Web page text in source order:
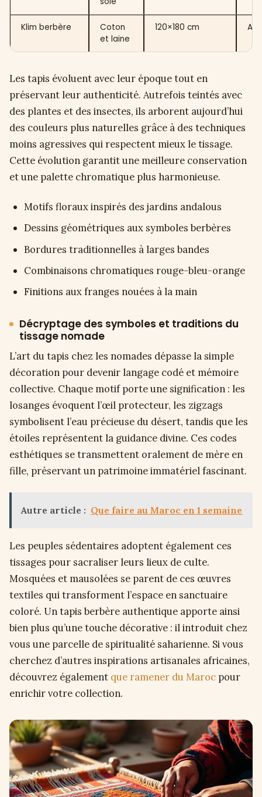
Klim berbère
Coton
et laine
120×180 cm
Les tapis évoluent avec leur époque tout en
préservant leur authenticité. Autrefois teintés avec
des plantes et des insectes, ils arborent aujourd’hui
des couleurs plus naturelles grâce à des techniques
moins agressives qui respectent mieux le tissage.
Cette évolution garantit une meilleure conservation
et une palette chromatique plus harmonieuse.
Motifs floraux inspirés des jardins andalous
Dessins géométriques aux symboles berbères
Bordures traditionnelles à larges bandes
Combinaisons chromatiques rouge-bleu-orange
Finitions aux franges nouées à la main
Décryptage des symboles et traditions du
tissage nomade
L’art du tapis chez les nomades dépasse la simple
décoration pour devenir langage codé et mémoire
collective. Chaque motif porte une signification : les
losanges évoquent l’œil protecteur, les zigzags
symbolisent l’eau précieuse du désert, tandis que les
étoiles représentent la guidance divine. Ces codes
esthétiques se transmettent oralement de mère en
fille, préservant un patrimoine immatériel fascinant.
Autre article : Que faire au Maroc en 1 semaine
Les peuples sédentaires adoptent également ces
tissages pour sacraliser leurs lieux de culte.
Mosquées et mausolées se parent de ces œuvres
textiles qui transforment l’espace en sanctuaire
coloré. Un tapis berbère authentique apporte ainsi
bien plus qu’une touche décorative : il introduit chez
vous une parcelle de spiritualité saharienne. Si vous
cherchez d’autres inspirations artisanales africaines,
découvrez également que ramener du Maroc pour
enrichir votre collection.